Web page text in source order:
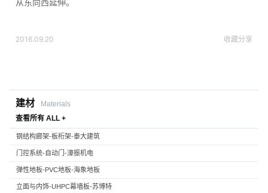
从东向西延伸。
2016.09.20 收藏分享
建材
Materials
查看所有 ALL +
钢结构廊架-板桁架-泰大建筑
门控系统-自动门-濠振机电
弹性地板-PVC地板-海象地板
立面与内饰-UHPC幕墙板-苏博特